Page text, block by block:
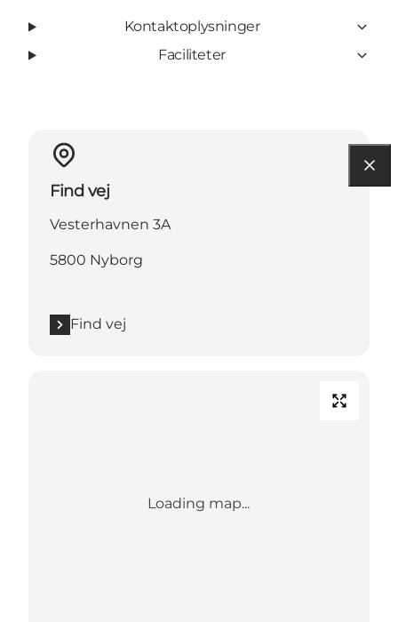
Kontaktoplysninger
Faciliteter
Find vej
Vesterhavnen 3A
5800 Nyborg
Find vej
Loading map...